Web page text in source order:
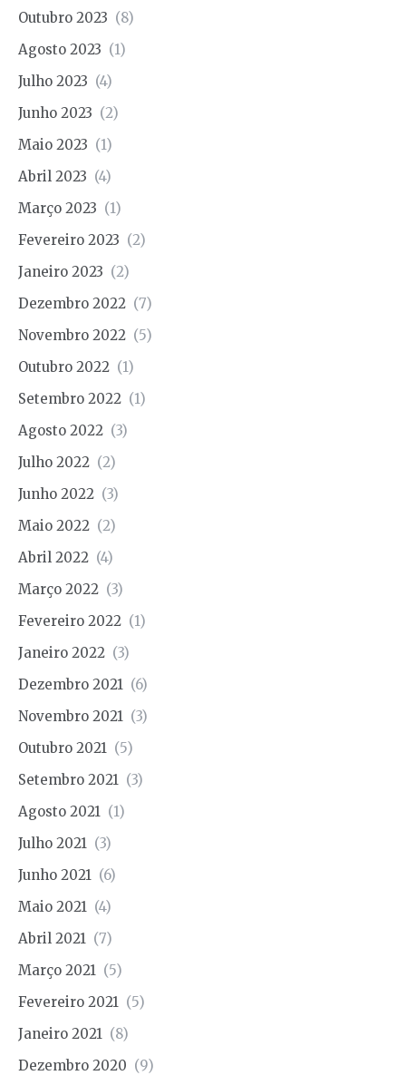
Outubro 2023 (8)
Agosto 2023 (1)
Julho 2023 (4)
Junho 2023 (2)
Maio 2023 (1)
Abril 2023 (4)
Março 2023 (1)
Fevereiro 2023 (2)
Janeiro 2023 (2)
Dezembro 2022 (7)
Novembro 2022 (5)
Outubro 2022 (1)
Setembro 2022 (1)
Agosto 2022 (3)
Julho 2022 (2)
Junho 2022 (3)
Maio 2022 (2)
Abril 2022 (4)
Março 2022 (3)
Fevereiro 2022 (1)
Janeiro 2022 (3)
Dezembro 2021 (6)
Novembro 2021 (3)
Outubro 2021 (5)
Setembro 2021 (3)
Agosto 2021 (1)
Julho 2021 (3)
Junho 2021 (6)
Maio 2021 (4)
Abril 2021 (7)
Março 2021 (5)
Fevereiro 2021 (5)
Janeiro 2021 (8)
Dezembro 2020 (9)